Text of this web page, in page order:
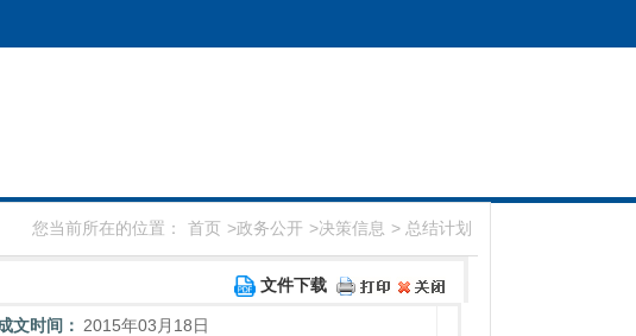
您当前所在的位置： 首页 >政务公开 >决策信息 > 总结计划
文件下载
文时间： 2015年03月18日